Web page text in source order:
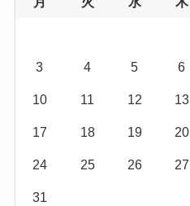
(3)
(10)
3 4 5 6
10 11 12 13
17 18 19 20
24 25 26 27
31